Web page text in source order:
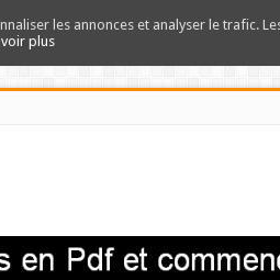
les annonces et analyser le trafic.
plus